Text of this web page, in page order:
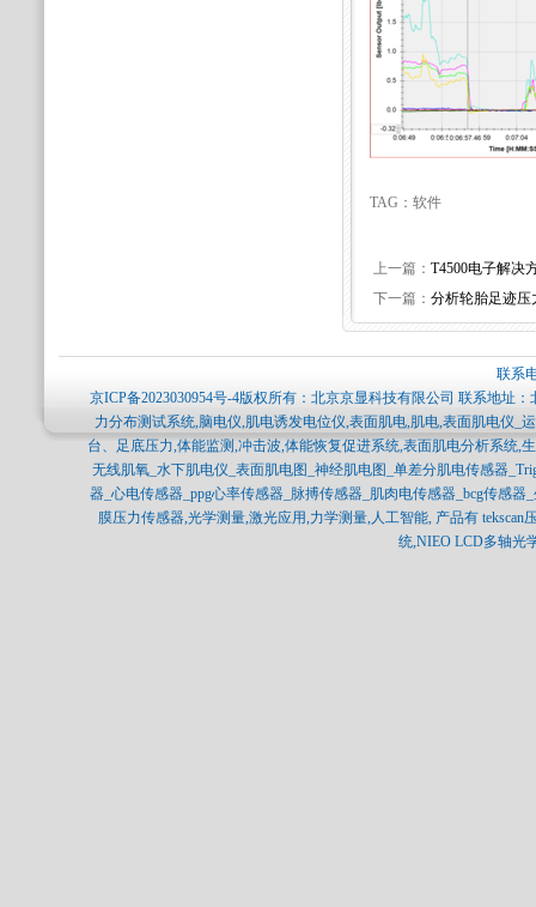
TAG：软件
上一篇： T4500电子解决
下一篇： 分析轮胎足迹压
联系
京ICP备2023030954号-4版权所有：北京京显科技有限公司 联系地址
力分布测试系统,脑电仪,肌电诱发电位仪,表面肌电,肌电,表面肌电仪_
台、足底压力,体能监测,冲击波,体能恢复促进系统,表面肌电分析系统,
无线肌氧_水下肌电仪_表面肌电图_神经肌电图_单差分肌电传感器
器_心电传感器_ppg心率传感器_脉搏传感器_肌肉电传感器_bcg传感
膜压力传感器,光学测量,激光应用,力学测量,人工智能, 产品有 tekscan
统,NIEO LCD多轴光